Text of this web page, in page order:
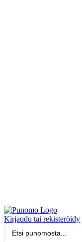
Kirjaudu tai rekisteröidy